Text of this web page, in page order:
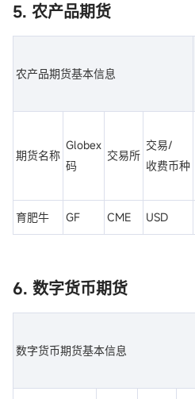
5. 农产品期货
农产品期货基本信息
期货名称
Globex
码
交易所
交易/
收费币种
育肥牛 GF CME USD
6. 数字货币期货
数字货币期货基本信息